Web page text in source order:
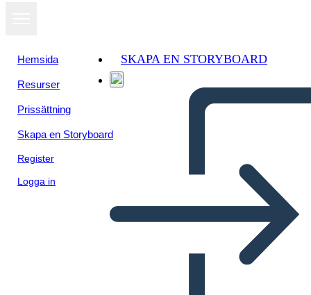
Hemsida
Resurser
Prissättning
Skapa en Storyboard
Register
Logga in
SKAPA EN STORYBOARD
Visa som
bildspel